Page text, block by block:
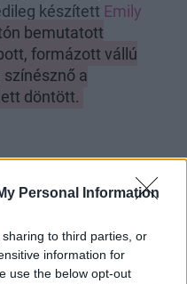
Personal Information
to third parties, or
information for
use the below opt-out
készített Emily
bemutatott
formázott vállú
a
döntött.